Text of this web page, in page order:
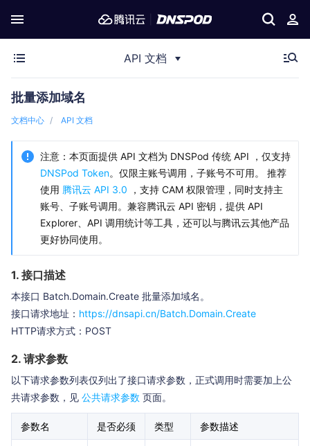
API 文档
批量添加域名
文档中心 API 文档
注意：本页面提供 API 文档为 DNSPod 传统 API ，仅支持
DNSPod Token。仅限主账号调用，子账号不可用。 推荐
使用 腾讯云 API 3.0 ，支持 CAM 权限管理，同时支持主
账号、子账号调用。兼容腾讯云 API 密钥，提供 API
Explorer、API 调用统计等工具，还可以与腾讯云其他产品
更好协同使用。
1. 接口描述
本接口 Batch.Domain.Create 批量添加域名。
接口请求地址： https://dnsapi.cn/Batch.Domain.Create
HTTP请求方式：POST
2. 请求参数
以下请求参数列表仅列出了接口请求参数，正式调用时需要加上公
共请求参数，见 公共请求参数 页面。
参数名 是否必须 类型 参数描述